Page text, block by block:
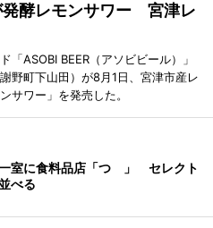
発酵レモンサワー 宮津レ
ASOBI BEER（アソビビール）」
野町下山田）が8月1日、宮津市産レ
サワー」を発売した。
室に食料品店「つゝ」 セレクト
べる